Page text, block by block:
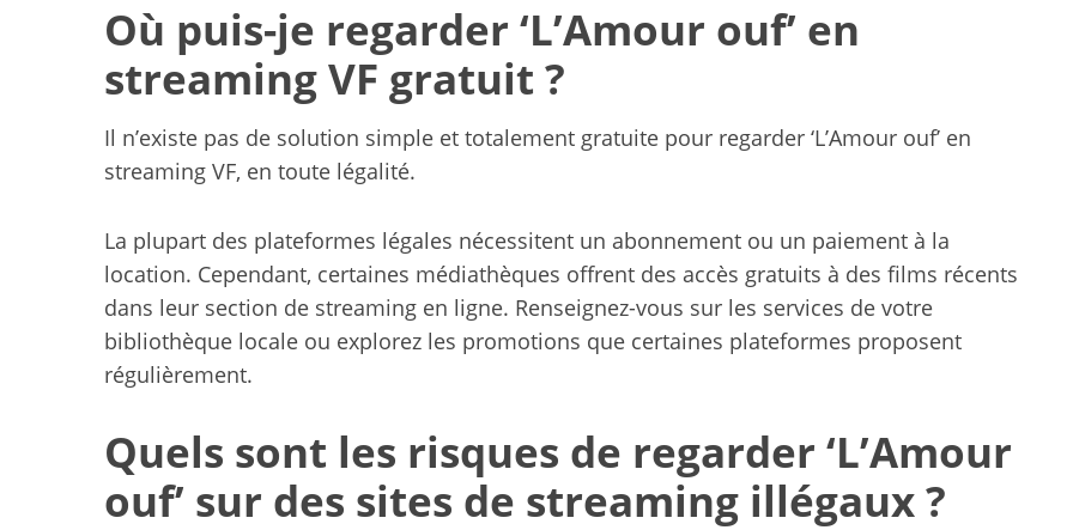
Où puis-je regarder ‘L’Amour ouf’ en
streaming VF gratuit ?
Il n’existe pas de solution simple et totalement gratuite pour regarder ‘L’Amour ouf’ en
streaming VF, en toute légalité.
La plupart des plateformes légales nécessitent un abonnement ou un paiement à la
location. Cependant, certaines médiathèques offrent des accès gratuits à des films récents
dans leur section de streaming en ligne. Renseignez-vous sur les services de votre
bibliothèque locale ou explorez les promotions que certaines plateformes proposent
régulièrement.
Quels sont les risques de regarder ‘L’Amour
ouf’ sur des sites de streaming illégaux ?